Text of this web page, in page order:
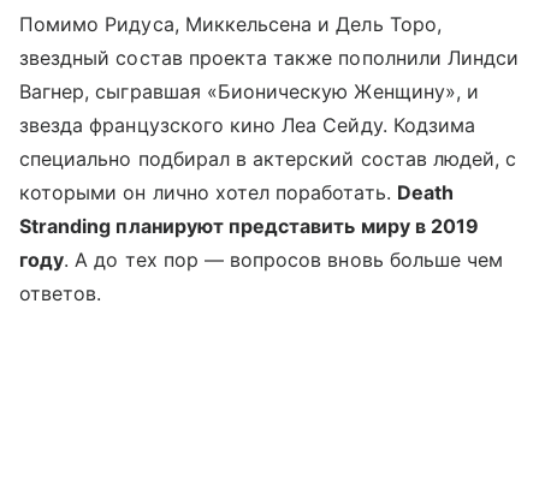
Помимо Ридуса, Миккельсена и Дель Торо,
звездный состав проекта также пополнили Линдси
Вагнер, сыгравшая «Бионическую Женщину», и
звезда французского кино Леа Сейду. Кодзима
специально подбирал в актерский состав людей, с
которыми он лично хотел поработать. Death
Stranding планируют представить миру в 2019
году. А до тех пор — вопросов вновь больше чем
ответов.